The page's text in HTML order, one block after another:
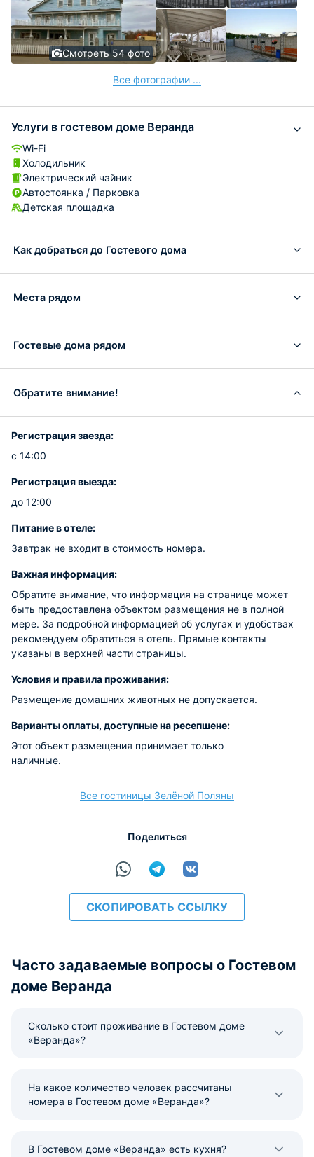
Смотреть 54 фото
Все фотографии ...
Услуги в гостевом доме Веранда
Wi-Fi
Холодильник
Электрический чайник
Автостоянка / Парковка
Детская площадка
Как добраться до Гостевого дома
Места рядом
Гостевые дома рядом
Обратите внимание!
Регистрация заезда:
с 14:00
Регистрация выезда:
до 12:00
Питание в отеле:
Завтрак не входит в стоимость номера.
Важная информация:
Обратите внимание, что информация на странице может
быть предоставлена объектом размещения не в полной
мере. За подробной информацией об услугах и удобствах
рекомендуем обратиться в отель. Прямые контакты
указаны в верхней части страницы.
Условия и правила проживания:
Размещение домашних животных не допускается.
Варианты оплаты, доступные на ресепшене:
Этот объект размещения принимает только
наличные.
Все гостиницы Зелёной Поляны
Поделиться
СКОПИРОВАТЬ ССЫЛКУ
Часто задаваемые вопросы о Гостевом
доме Веранда
Сколько стоит проживание в Гостевом доме
«Веранда»?
На какое количество человек рассчитаны
номера в Гостевом доме «Веранда»?
В Гостевом доме «Веранда» есть кухня?